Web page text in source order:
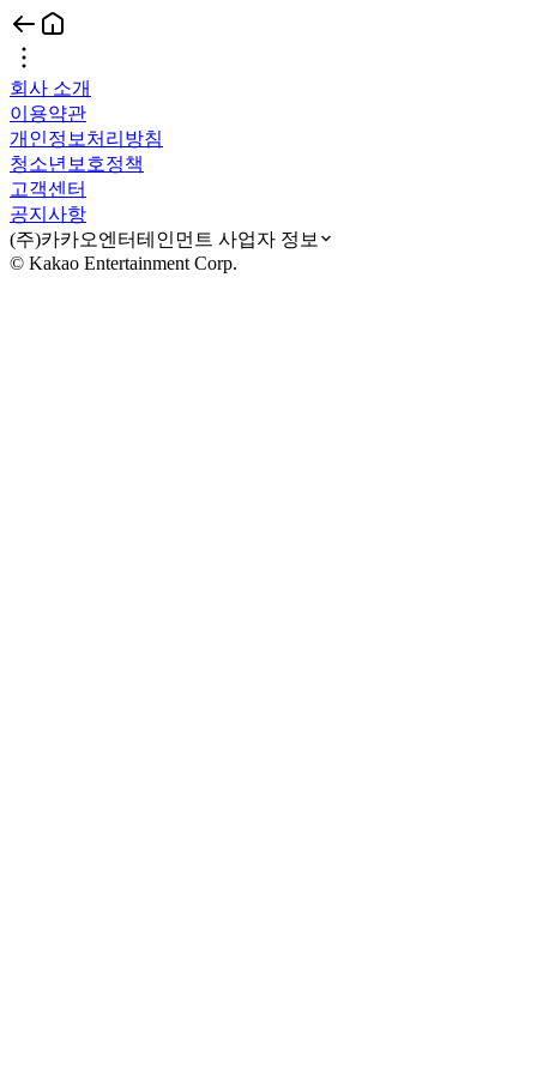
회사 소개
이용약관
개인정보처리방침
청소년보호정책
고객센터
공지사항
(주)카카오엔터테인먼트 사업자 정보
© Kakao Entertainment Corp.